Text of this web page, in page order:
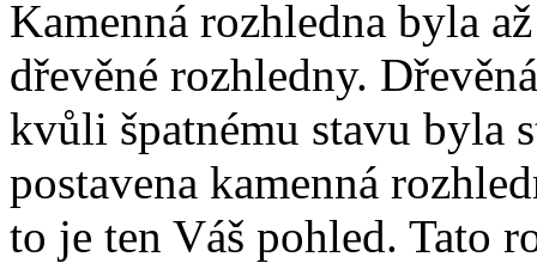
Kamenná rozhledna byla
dřevěné rozhledny.
kvůli špatnému stavu byla
postavena kamenná
to je ten Váš pohled. Tato